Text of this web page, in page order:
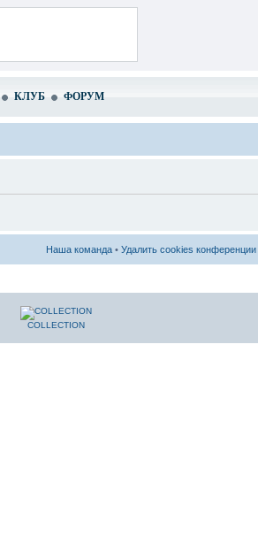
КЛУБ ФОРУМ
Наша команда • Удалить cookies конференции
COLLECTION